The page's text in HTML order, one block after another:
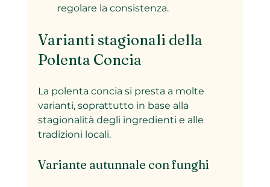
regolare la consistenza.
Varianti stagionali della
Polenta Concia
La polenta concia si presta a molte
varianti, soprattutto in base alla
stagionalità degli ingredienti e alle
tradizioni locali.
Variante autunnale con funghi